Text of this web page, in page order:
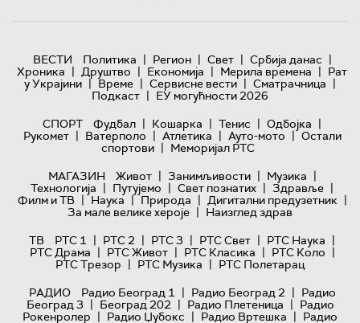
ВЕСТИ Политика | Регион | Свет | Србија данас |
Хроника | Друштво | Економија | Мерила времена | Рат
у Украјини | Време | Сервисне вести | Сматрачница |
Подкаст | ЕУ могућности 2026
СПОРТ
Фудбал | Кошарка | Тенис | Одбојка |
Рукомет | Ватерполо | Атлетика | Ауто-мото | Остали
спортови | Меморијал РТС
МАГАЗИН
Живот | Занимљивости | Музика |
Технологијa | Путујемо | Свет познатих | Здравље |
Филм и ТВ | Наука | Природа | Дигитални предузетник |
За мале велике хероје | Наизглед здрав
ТВ
РТС 1 | РТС 2 | РТС 3 | РТС Свет | РТС Наука |
РТС Драма | РТС Живот | РТС Класика | РТС Коло |
РТС Трезор | РТС Музика | РТС Полетарац
РАДИО
Радио Београд 1 | Радио Београд 2 | Радио
Београд 3 | Београд 202 | Радио Плетеница | Радио
Рокенролер | Радио Џубокс | Радио Вртешка | Радио